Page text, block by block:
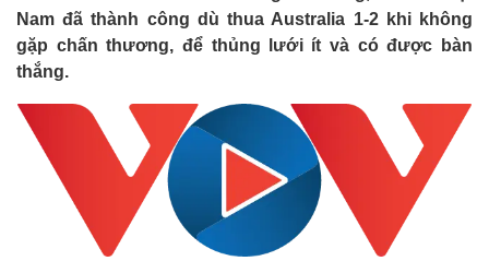
Nam đã thành công dù thua Australia 1-2 khi không
gặp chấn thương, để thủng lưới ít và có được bàn
thắng.